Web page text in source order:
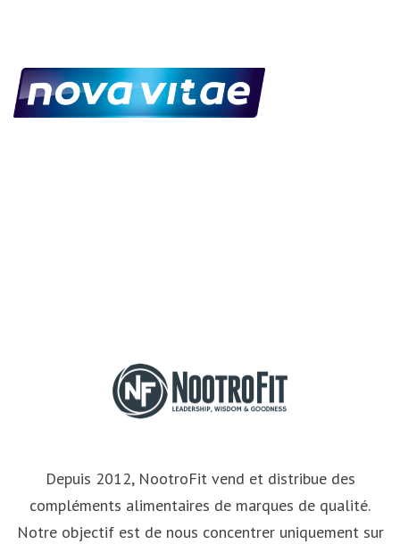
Depuis 2012, NootroFit vend et distribue des
compléments alimentaires de marques de qualité.
Notre objectif est de nous concentrer uniquement sur